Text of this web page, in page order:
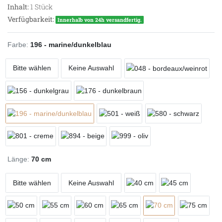
Inhalt:1 Stück
Verfügbarkeit: Innerhalb von 24h versandfertig.
Farbe: 196 - marine/dunkelblau
Bitte wählen Keine Auswahl
Länge: 70 cm
Bitte wählen Keine Auswahl